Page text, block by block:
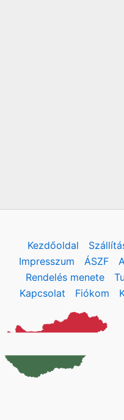
Kezdőoldal
Impresszum
ÁSZF
Rendelés menete
Kapcsolat
Fiókom